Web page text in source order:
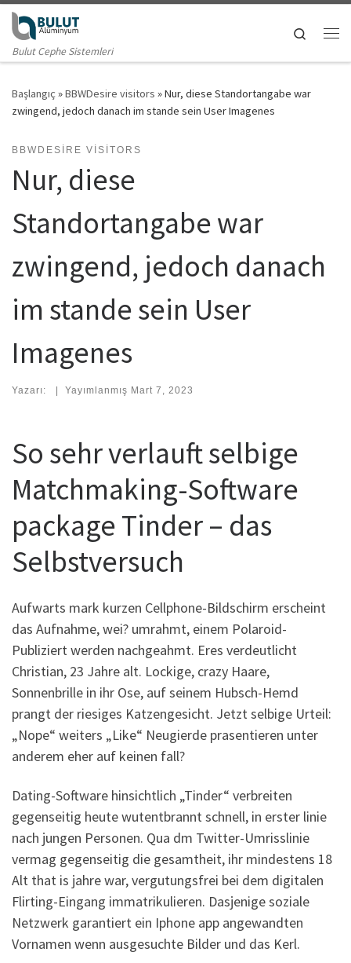
Skip to content
Bulut Cephe Sistemleri
Search
Başlangıç »BBWDesire visitors »Nur, diese Standortangabe war
zwingend, jedoch danach im stande sein User Imagenes
BBWDESIRE VISITORS
Nur, diese
Standortangabe war
zwingend, jedoch danach
im stande sein User
Imagenes
Yazarı: | Yayımlanmış Mart 7, 2023
So sehr verlauft selbige
Matchmaking-Software
package Tinder – das
Selbstversuch
Aufwarts mark kurzen Cellphone-Bildschirm erscheint
das Aufnahme, wei? umrahmt, einem Polaroid-
Publiziert werden nachgeahmt. Eres verdeutlicht
Christian, 23 Jahre alt. Lockige, crazy Haare,
Sonnenbrille in ihr Ose, auf seinem Hubsch-Hemd
prangt der riesiges Katzengesicht. Jetzt selbige Urteil:
„Nope“ weiters „Like“ Neugierde prasentieren unter
anderem eher auf keinen fall?
Dating-Software hinsichtlich „Tinder“ verbreiten
gegenseitig heute wutentbrannt schnell, in erster linie
nach jungen Personen. Qua dm Twitter-Umrisslinie
vermag gegenseitig die gesamtheit, ihr mindestens 18
Alt that is jahre war, vergutungsfrei bei dem digitalen
Flirting-Eingang immatrikulieren. Dasjenige soziale
Netzwerk garantiert ein Iphone app angewandten
Vornamen wenn ausgesuchte Bilder und das Kerl.